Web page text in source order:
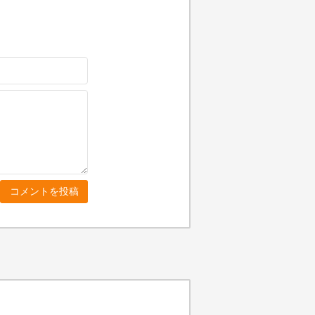
コメントを投稿